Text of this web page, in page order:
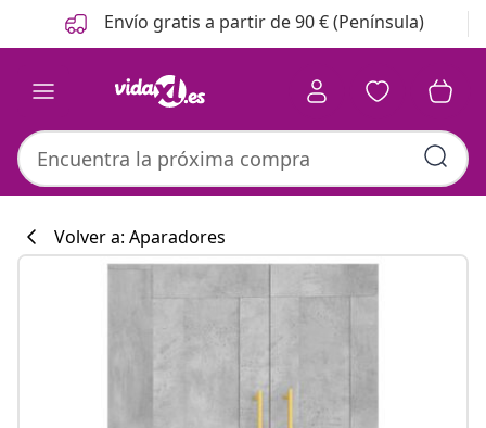
Anterior
Siguiente Envío gratis a partir de 90 € (Península)
Colección de
Volver a: Aparadores